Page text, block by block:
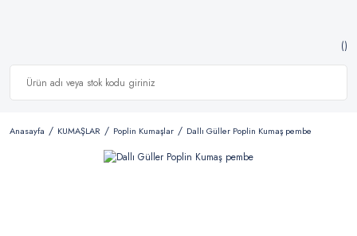
Anasayfa KUMAŞLAR Poplin Kumaşlar Dallı Güller Poplin Kumaş pembe